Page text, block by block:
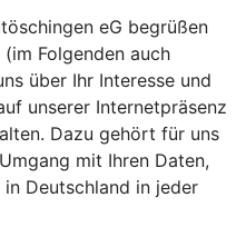
eG begrüßen
Folgenden auch
über Ihr Interesse und
unserer Internetpräsenz
Dazu gehört für uns
mit Ihren Daten,
Deutschland in jeder